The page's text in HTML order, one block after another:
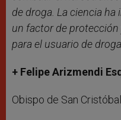
de droga. La ciencia
un factor de
para el usuario de
+ Felipe Arizmendi
Obispo de San